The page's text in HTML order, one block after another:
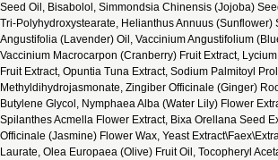
Seed Oil, Bisabolol, Simmondsia Chinensis (Jojoba)
Tri-Polyhydroxystearate, Helianthus Annuus (Sunflower)
Angustifolia (Lavender) Oil, Vaccinium Angustifolium
Vaccinium Macrocarpon (Cranberry) Fruit Extract,
Fruit Extract, Opuntia Tuna Extract, Sodium Palmitoyl
Methyldihydrojasmonate, Zingiber Officinale (Ginger)
Butylene Glycol, Nymphaea Alba (Water Lily) Flower
Spilanthes Acmella Flower Extract, Bixa Orellana Seed
Officinale (Jasmine) Flower Wax, Yeast
Laurate, Olea Europaea (Olive) Fruit Oil, Tocopheryl